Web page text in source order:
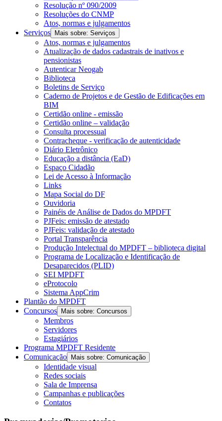
Resolução nº 090/2009
Resoluções do CNMP
Atos, normas e julgamentos
Serviços
Mais sobre: Serviços
Atos, normas e julgamentos
Atualização de dados cadastrais de inativos e
pensionistas
Autenticar Neogab
Biblioteca
Boletins de Serviço
Caderno de Projetos e de Gestão de Edificações em
BIM
Certidão online - emissão
Certidão online – validação
Consulta processual
Contracheque - verificação de autenticidade
Diário Eletrônico
Educação a distância (EaD)
Espaço Cidadão
Lei de Acesso à Informação
Links
Mapa Social do DF
Ouvidoria
Painéis de Análise de Dados do MPDFT
PJFeis: emissão de atestado
PJFeis: validação de atestado
Portal Transparência
Produção Intelectual do MPDFT – biblioteca digital
Programa de Localização e Identificação de
Desaparecidos (PLID)
SEI MPDFT
eProtocolo
Sistema AppCrim
Plantão do MPDFT
Concursos
Mais sobre: Concursos
Membros
Servidores
Estagiários
Programa MPDFT Residente
Comunicação
Mais sobre: Comunicação
Identidade visual
Redes sociais
Sala de Imprensa
Campanhas e publicações
Contatos